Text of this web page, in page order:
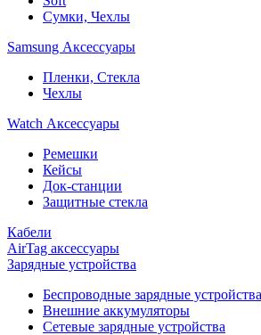
Сумки, Чехлы
Samsung Аксессуары
Пленки, Стекла
Чехлы
Watch Аксессуары
Ремешки
Кейсы
Док-станции
Защитные стекла
Кабели
AirTag аксессуары
Зарядные устройства
Беспроводные зарядные устройства
Внешние аккумуляторы
Сетевые зарядные устройства